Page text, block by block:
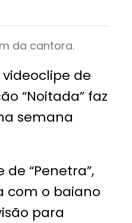
da cantora.
de
“Noitada” faz
semana
“Penetra”,
com o baiano
para